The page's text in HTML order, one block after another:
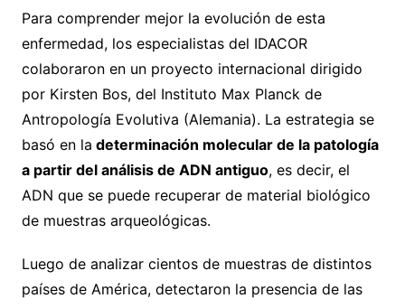
Para comprender mejor la evolución de esta
enfermedad, los especialistas del IDACOR
colaboraron en un proyecto internacional dirigido
por Kirsten Bos, del Instituto Max Planck de
Antropología Evolutiva (Alemania). La estrategia se
basó en la determinación molecular de la patología
a partir del análisis de ADN antiguo, es decir, el
ADN que se puede recuperar de material biológico
de muestras arqueológicas.
Luego de analizar cientos de muestras de distintos
países de América, detectaron la presencia de las